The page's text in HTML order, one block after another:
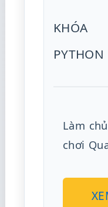
KHÓA
Làm
chơi